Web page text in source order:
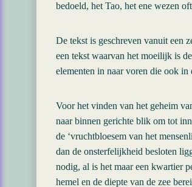
bedoeld, het Tao, het ene wezen
De tekst is geschreven vanuit een
een tekst waarvan het moeilijk is
elementen in naar voren die ook
Voor het vinden van het geheim
naar binnen gerichte blik om tot
de ‘vruchtbloesem van het
dan de onsterfelijkheid besloten
nodig, al is het maar een kwartier
hemel en de diepte van de zee